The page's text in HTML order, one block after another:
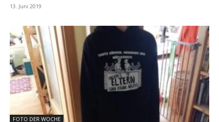
13. Juni 2019
FOTO DER WOCHE